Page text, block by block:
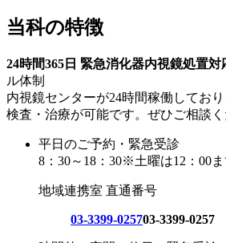
当科の特徴
24時間365日 緊急消化器内視鏡処置対
ル体制
内視鏡センターが24時間稼働してお
検査・治療が可能です。ぜひご相談く
平日のご予約・緊急受診
8：30～18：30※土曜は12：00
地域連携室 直通番号
03-3399-025703-3399-0257